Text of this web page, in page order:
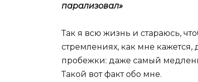
парализовал»
Так я всю жизнь и стараюсь,
стремлениях, как мне кажется,
пробежки: даже самый
Такой вот факт обо мне.